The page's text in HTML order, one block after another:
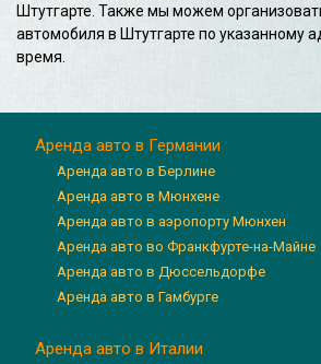
Штутгарте. Также мы можем
автомобиля в Штутгарте по указанному
время.
Аренда авто в Германии
Аренда авто в Берлине
Аренда авто в Мюнхене
Аренда авто в аэропорту Мюнхен
Аренда авто во Франкфурте-на-Майне
Аренда авто в Дюссельдорфе
Аренда авто в Гамбурге
Аренда авто в Италии